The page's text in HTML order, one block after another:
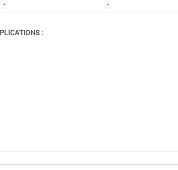
- -
: